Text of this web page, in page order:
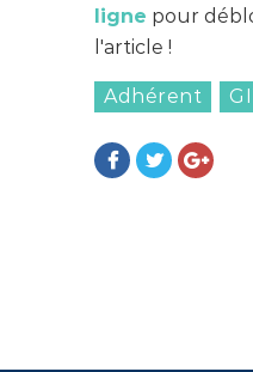
ligne pour
l'article !
Adhérent